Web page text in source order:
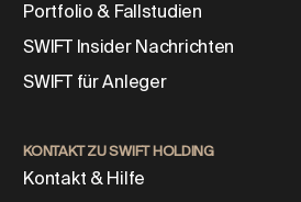
Portfolio & Fallstudien
SWIFT Insider Nachrichten
SWIFT für Anleger
KONTAKT ZU SWIFT HOLDING
Kontakt & Hilfe